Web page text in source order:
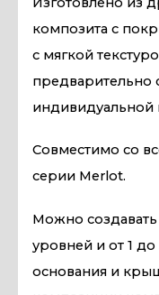
композита с
с мягкой
предварительно
индивидуальной
Совместимо со
серии Merlot.
Можно
уровней и от 1
основания и